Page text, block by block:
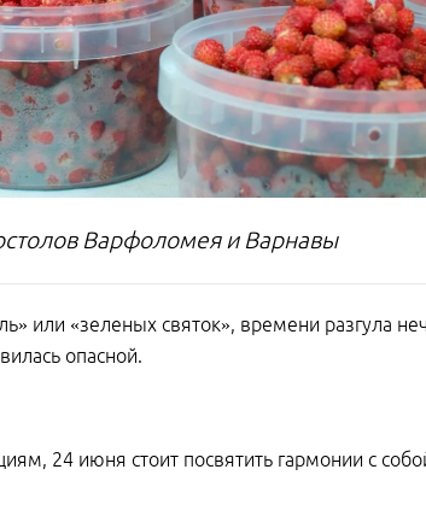
Варфоломея и Варнавы
или «зеленых святок», времени разгула
опасной.
24 июня стоит посвятить гармонии с